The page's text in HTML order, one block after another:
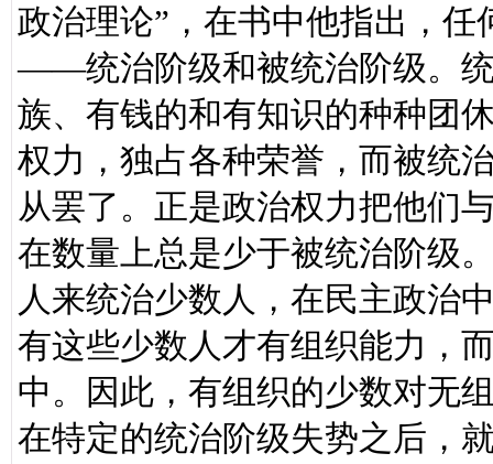
政治理论”，在书中他指出，
——统治阶级和被统治阶级。
族、有钱的和有知识的种种团
权力，独占各种荣誉，而被统
从罢了。正是政治权力把他们
在数量上总是少于被统治阶级
人来统治少数人，在民主政治
有这些少数人才有组织能力，
中。因此，有组织的少数对无
在特定的统治阶级失势之后，